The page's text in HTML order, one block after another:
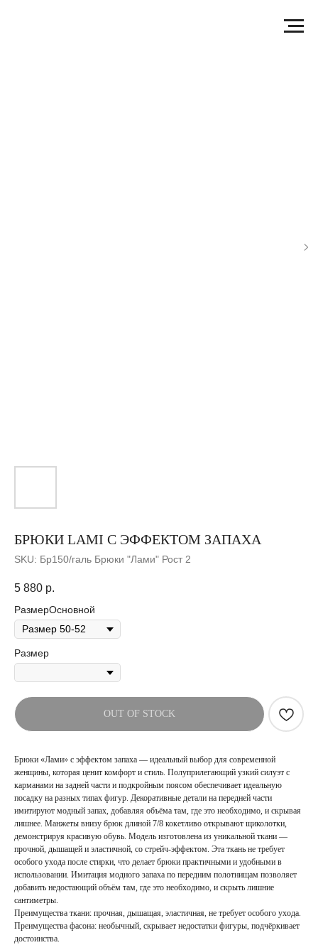
БРЮКИ LAMI С ЭФФЕКТОМ ЗАПАХА
SKU: Бр150/галь Брюки "Лами" Рост 2
5 880 р.
РазмерОсновной
Размер
OUT OF STOCK
Брюки «Лами» с эффектом запаха — идеальный выбор для современной
женщины, которая ценит комфорт и стиль. Полуприлегающий узкий силуэт с
карманами на задней части и подкройным поясом обеспечивает идеальную
посадку на разных типах фигур. Декоративные детали на передней части
имитируют модный запах, добавляя объёма там, где это необходимо, и скрывая
лишнее. Манжеты внизу брюк длиной 7/8 кокетливо открывают щиколотки,
демонстрируя красивую обувь. Модель изготовлена из уникальной ткани —
прочной, дышащей и эластичной, со стрейч-эффектом. Эта ткань не требует
особого ухода после стирки, что делает брюки практичными и удобными в
использовании. Имитация модного запаха по передним полотнищам позволяет
добавить недостающий объём там, где это необходимо, и скрыть лишние
сантиметры.
Преимущества ткани: прочная, дышащая, эластичная, не требует особого ухода.
Преимущества фасона: необычный, скрывает недостатки фигуры, подчёркивает
достоинства.